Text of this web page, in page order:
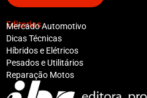
Editorias
Mercado Automotivo
Dicas Técnicas
Híbridos e Elétricos
Pesados e Utilitários
Reparação Motos